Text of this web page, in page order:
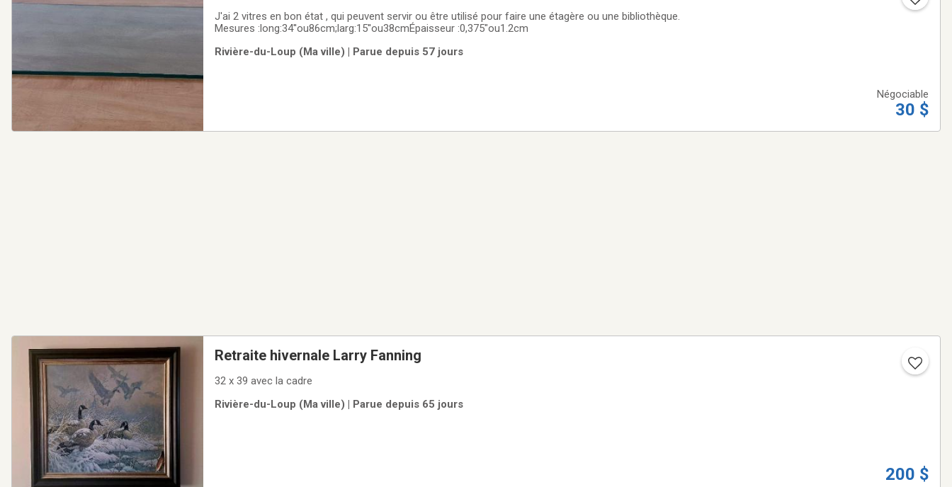
J'ai 2 vitres en bon état , qui peuvent servir ou être utilisé pour faire une étagère ou une bibliothèque.
Mesures :long:34''ou86cm;larg:15''ou38cmÉpaisseur :0,375"ou1.2cm
Rivière-du-Loup (Ma ville) | Parue depuis 57 jours
Négociable
30 $
Retraite hivernale Larry Fanning
32 x 39 avec la cadre
Rivière-du-Loup (Ma ville) | Parue depuis 65 jours
200 $